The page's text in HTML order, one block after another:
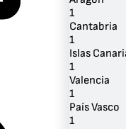
1
Cantabria
1
Islas
1
Valencia
1
País Vasco
1